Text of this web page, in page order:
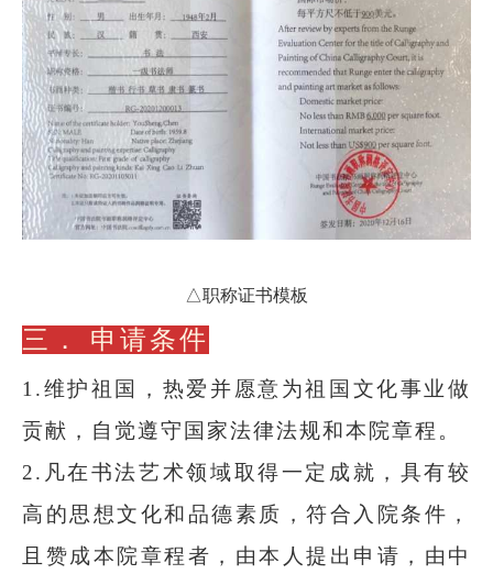
△职称证书模板
三． 申请条件
1.维护祖国，热爱并愿意为祖国文化事业做
贡献，自觉遵守国家法律法规和本院章程。
2.凡在书法艺术领域取得一定成就，具有较
高的思想文化和品德素质，符合入院条件，
且赞成本院章程者，由本人提出申请，由中